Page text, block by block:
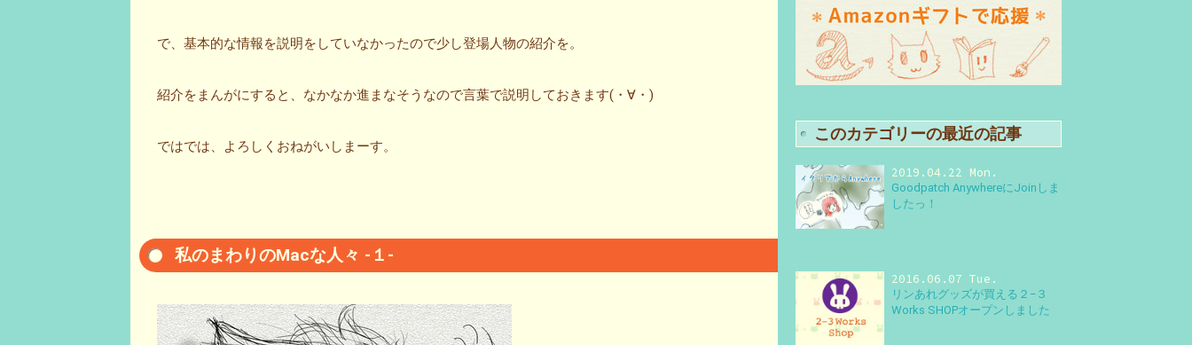
で、基本的な情報を説明をしていなかったので少し登場人物の紹介を。
紹介をまんがにすると、なかなか進まなそうなので言葉で説明しておきます(・∀・)
ではでは、よろしくおねがいしまーす。
私のまわりのMacな人々 -１-
このカテゴリーの最近の記事
2019.04.22 Mon.
Goodpatch AnywhereにJoinしま
したっ！
2016.06.07 Tue.
リンあれグッズが買える２−３
Works SHOPオープンしました